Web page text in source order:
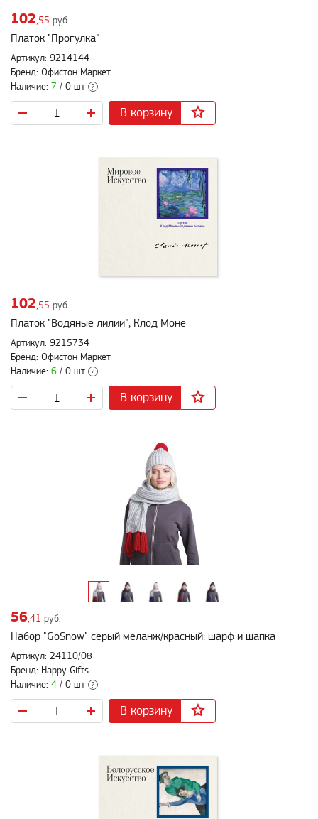
102,55 руб.
Платок "Прогулка"
Артикул: 9214144
Бренд: Офистон Маркет
Наличие: 7 / 0 шт ?
В корзину
102,55 руб.
Платок "Водяные лилии", Клод Моне
Артикул: 9215734
Бренд: Офистон Маркет
Наличие: 6 / 0 шт ?
В корзину
56,41 руб.
Набор "GoSnow" серый меланж/красный: шарф и шапка
Артикул: 24110/08
Бренд: Happy Gifts
Наличие: 4 / 0 шт ?
В корзину